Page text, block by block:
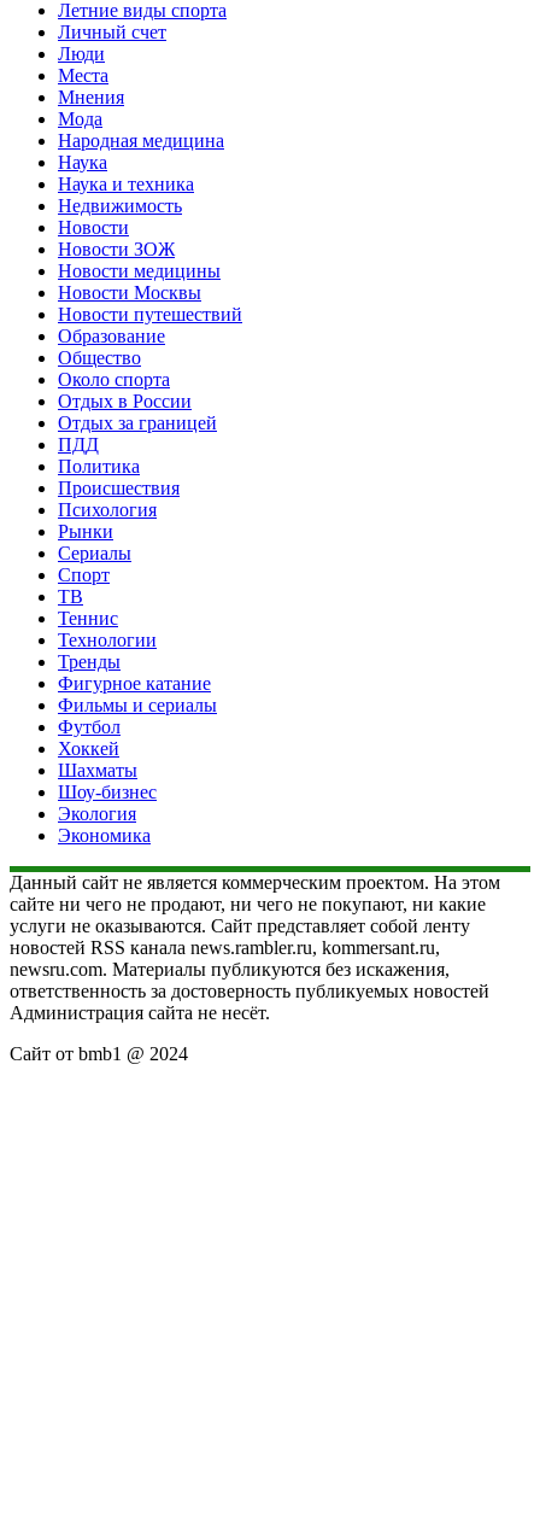
Летние виды спорта
Личный счет
Люди
Места
Мнения
Мода
Народная медицина
Наука
Наука и техника
Недвижимость
Новости
Новости ЗОЖ
Новости медицины
Новости Москвы
Новости путешествий
Образование
Общество
Около спорта
Отдых в России
Отдых за границей
ПДД
Политика
Происшествия
Психология
Рынки
Сериалы
Спорт
ТВ
Теннис
Технологии
Тренды
Фигурное катание
Фильмы и сериалы
Футбол
Хоккей
Шахматы
Шоу-бизнес
Экология
Экономика
Данный сайт не является коммерческим проектом. На этом
сайте ни чего не продают, ни чего не покупают, ни какие
услуги не оказываются. Сайт представляет собой ленту
новостей RSS канала news.rambler.ru, kommersant.ru,
newsru.com. Материалы публикуются без искажения,
ответственность за достоверность публикуемых новостей
Администрация сайта не несёт.
Сайт от bmb1 @ 2024